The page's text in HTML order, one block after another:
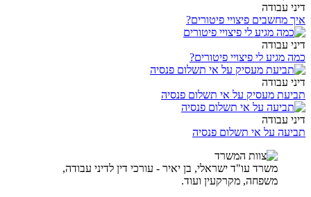
דיני עבודה
איך מחשבים פיצויי פיטורים?
דיני עבודה
כמה מגיע לי פיצויי פיטורים?
דיני עבודה
תביעת מעסיק על אי תשלום פנסיה
דיני עבודה
תביעה על אי תשלום פנסיה
משרד עו"ד ישראלי, בן יאיר - עורכי דין לדיני עבודה,
משפחה, מקרקעין ועוד.